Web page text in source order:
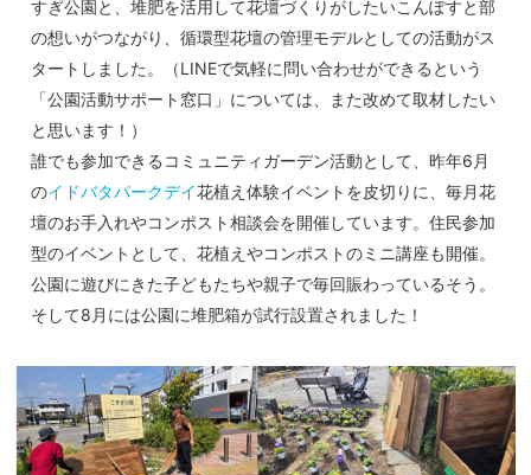
すぎ公園と、堆肥を活用して花壇づくりがしたいこんぽすと部
の想いがつながり、循環型花壇の管理モデルとしての活動がス
タートしました。（LINEで気軽に問い合わせができるという
「公園活動サポート窓口」については、また改めて取材したい
と思います！）
誰でも参加できるコミュニティガーデン活動として、昨年6月
のイドバタパークデイ花植え体験イベントを皮切りに、毎月花
壇のお手入れやコンポスト相談会を開催しています。住民参加
型のイベントとして、花植えやコンポストのミニ講座も開催。
公園に遊びにきた子どもたちや親子で毎回賑わっているそう。
そして8月には公園に堆肥箱が試行設置されました！